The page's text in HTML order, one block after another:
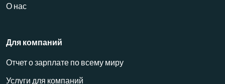
О нас
Для компаний
Отчет о зарплате по всему миру
Услуги для компаний